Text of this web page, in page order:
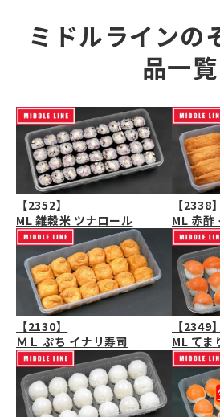
ミドルラインの
品一覧
【2352】
ML 雑穀米 ツナロール
【2338】
ML 赤酢
【2130】
ＭＬ ぷち イナリ寿司
【2349】
ML てま